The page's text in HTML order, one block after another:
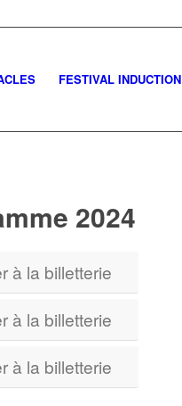
FESTIVAL INDUCTION
2024
à la billetterie
à la billetterie
à la billetterie